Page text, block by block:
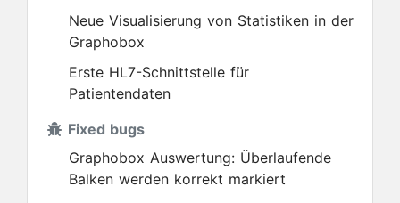
Neue Visualisierung von Statistiken in der
Graphobox
Erste HL7-Schnittstelle für
Patientendaten
Fixed bugs
Graphobox Auswertung: Überlaufende
Balken werden korrekt markiert